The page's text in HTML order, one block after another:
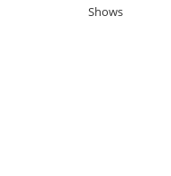
Shows